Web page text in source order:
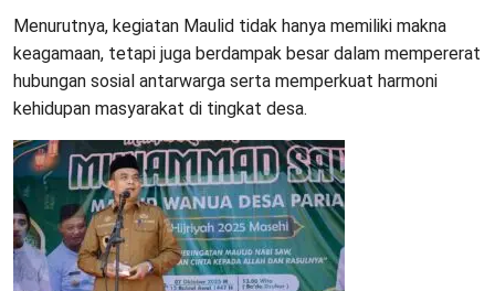
Menurutnya, kegiatan Maulid tidak hanya memiliki makna
keagamaan, tetapi juga berdampak besar dalam mempererat
hubungan sosial antarwarga serta memperkuat harmoni
kehidupan masyarakat di tingkat desa.